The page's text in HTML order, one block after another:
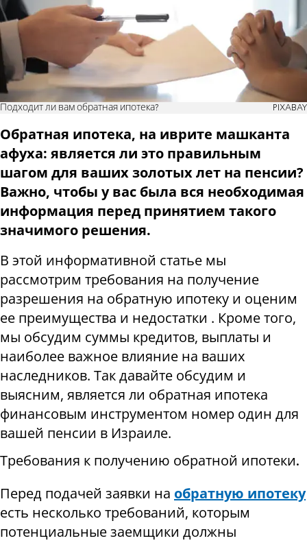
Подходит ли вам обратная ипотека? PIXABAY
Обратная ипотека, на иврите машканта
афуха: является ли это правильным
шагом для ваших золотых лет на пенсии?
Важно, чтобы у вас была вся необходимая
информация перед принятием такого
значимого решения.
В этой информативной статье мы
рассмотрим требования на получение
разрешения на обратную ипотеку и оценим
ее преимущества и недостатки . Кроме того,
мы обсудим суммы кредитов, выплаты и
наиболее важное влияние на ваших
наследников. Так давайте обсудим и
выясним, является ли обратная ипотека
финансовым инструментом номер один для
вашей пенсии в Израиле.
Требования к получению обратной ипотеки.
Перед подачей заявки на обратную ипотеку
есть несколько требований, которым
потенциальные заемщики должны